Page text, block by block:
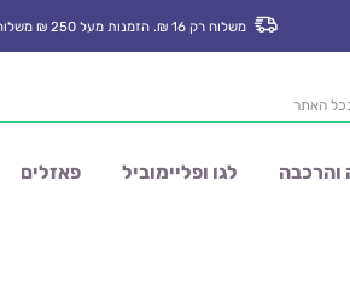
משלוח רק 16 ₪. הזמנות מעל 250 ₪ משלוח נק’ איסוף חינם
והרכבה לגו ופליימוביל פאזלים